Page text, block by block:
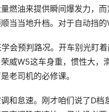
燃油来提供瞬间爆发力，
当当地升档。对于自动挡
会预判路况。开车别光盯
威W5这车身重，惯性大，
老司机的必修课。
和怠速。刚才咱们说了D